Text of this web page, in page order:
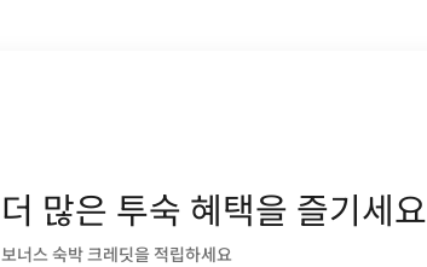
더 많은 투숙 혜택을 즐기세요
보너스 숙박 크레딧을 적립하세요